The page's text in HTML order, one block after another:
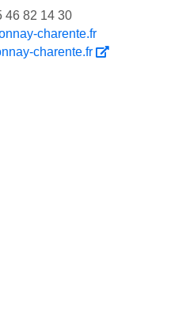
46 82 14 30
charente.fr
charente.fr